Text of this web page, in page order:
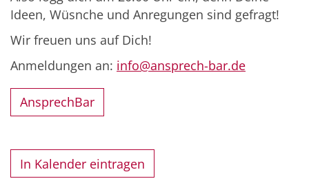
Ideen, Wüsnche und Anregungen sind gefragt!
Wir freuen uns auf Dich!
Anmeldungen an: info@ansprech-bar.de
AnsprechBar
In Kalender eintragen